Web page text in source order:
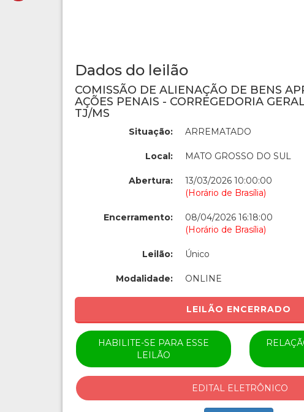
Dados do leilão
COMISSÃO DE ALIENAÇÃO DE BENS
AÇÕES PENAIS - CORREGEDORIA
TJ/MS
Situação: ARREMATADO
Local: MATO GROSSO DO SUL
Abertura:
13/03/2026 10:00:00
(Horário de Brasília)
Encerramento:
08/04/2026 16:18:00
(Horário de Brasília)
Leilão: Único
Modalidade: ONLINE
LEILÃO ENCERRADO
HABILITE-SE PARA ESSE
LEILÃO
EDITAL ELETRÔNICO